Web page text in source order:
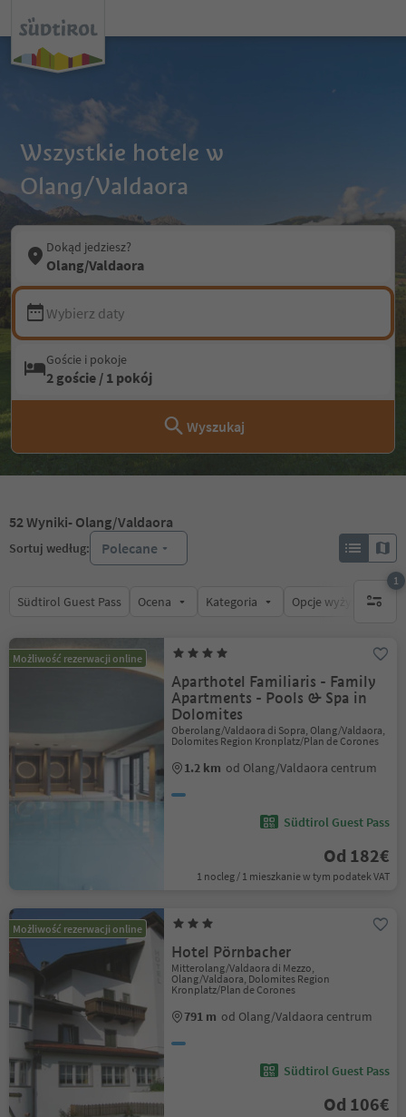
Wszystkie hotele w
Olang/Valdaora
Dokąd jedziesz?
Olang/Valdaora
Wybierz daty
Goście i pokoje
2 goście / 1 pokój
Wyszukaj
52Wyniki- Olang/Valdaora
Sortuj według: Polecane
Südtirol Guest Pass Ocena Kategoria Opcje wyżywienia
1
1
Możliwość rezerwacji online
Aparthotel Familiaris - Family
Apartments - Pools & Spa in
Dolomites
Oberolang/Valdaora di Sopra, Olang/Valdaora,
Dolomites Region Kronplatz/Plan de Corones
1.2 km od Olang/Valdaora centrum
Südtirol Guest Pass
Od 182€
1 nocleg / 1 mieszkanie w tym podatek VAT
Możliwość rezerwacji online
Hotel Pörnbacher
Mitterolang/Valdaora di Mezzo,
Olang/Valdaora, Dolomites Region
Kronplatz/Plan de Corones
791 m od Olang/Valdaora centrum
Südtirol Guest Pass
Od 106€